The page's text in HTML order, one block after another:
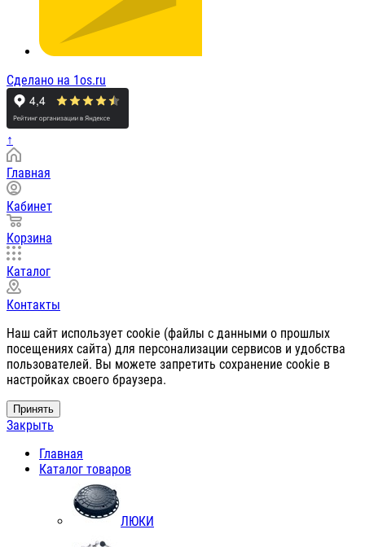
Сделано на 1os.ru
↑
Главная
Кабинет
Корзина
Каталог
Контакты
Наш сайт использует cookie (файлы с данными о прошлых
посещениях сайта) для персонализации сервисов и удобства
пользователей. Вы можете запретить сохранение cookie в
настройках своего браузера.
Принять
Закрыть
Главная
Каталог товаров
ЛЮКИ